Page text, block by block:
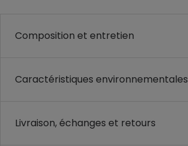
Composition et entretien
Caractéristiques environnementales
Livraison, échanges et retours